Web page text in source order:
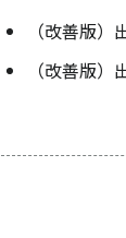
（改善版）
（改善版）